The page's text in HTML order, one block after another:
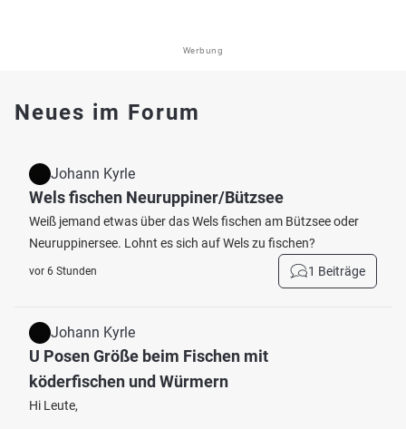
Werbung
Neues im Forum
Johann Kyrle
Wels fischen Neuruppiner/Bützsee
Weiß jemand etwas über das Wels fischen am Bützsee oder
Neuruppinersee. Lohnt es sich auf Wels zu fischen?
vor 6 Stunden 1 Beiträge
Johann Kyrle
U Posen Größe beim Fischen mit
köderfischen und Würmern
Hi Leute,